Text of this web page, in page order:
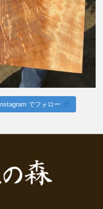
Instagram でフォロー